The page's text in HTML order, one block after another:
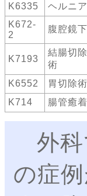
K6335
ヘルニ
K672-
2
腹腔鏡
K7193
結腸切
術
K6552
胃切除
K714
腸管癒
外科
の症